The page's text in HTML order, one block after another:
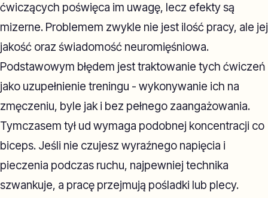
ćwiczących poświęca im uwagę, lecz efekty są
mizerne. Problemem zwykle nie jest ilość pracy, ale jej
jakość oraz świadomość neuromięśniowa.
Podstawowym błędem jest traktowanie tych ćwiczeń
jako uzupełnienie treningu - wykonywanie ich na
zmęczeniu, byle jak i bez pełnego zaangażowania.
Tymczasem tył ud wymaga podobnej koncentracji co
biceps. Jeśli nie czujesz wyraźnego napięcia i
pieczenia podczas ruchu, najpewniej technika
szwankuje, a pracę przejmują pośladki lub plecy.